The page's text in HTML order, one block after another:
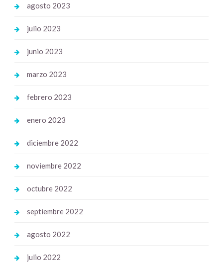
agosto 2023
julio 2023
junio 2023
marzo 2023
febrero 2023
enero 2023
diciembre 2022
noviembre 2022
octubre 2022
septiembre 2022
agosto 2022
julio 2022